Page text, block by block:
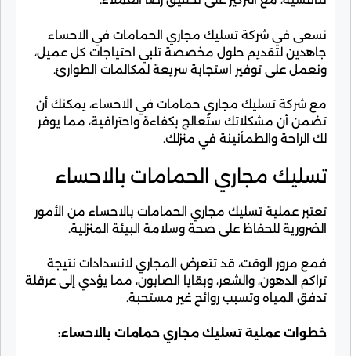
نسعى في شركة تسليك مجاري الحمامات في الاحساء
جاهدين لتقديم حلول مخصصة تلبي احتياجات كل عميل،
ونعمل على توفير استجابة سريعة لمكالمات الطوارئ.
مع شركة تسليك مجاري حمامات في الاحساء، يمكنك أن
تضمن أن مشكلاتك ستُعالج بكفاءة واحترافية، مما يوفر
لك الراحة والطمأنينة في منزلك.
تسليك مجاري الحمامات بالاحساء
تعتبر عملية تسليك مجاري الحمامات بالاحساء من الأمور
الضرورية للحفاظ على صحة وسلامة البيئة المنزلية.
فمع مرور الوقت، قد تتعرض المجاري لانسدادات نتيجة
تراكم الدهون، والشعر، وبقايا الصابون، مما يؤدي إلى عرقلة
تدفق المياه وتسبب روائح غير مستحبة.
خطوات عملية تسليك مجاري حمامات بالاحساء: